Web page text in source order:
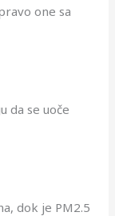
one sa
da se uoče
dok je PM2.5